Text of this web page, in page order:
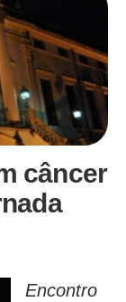
câncer
Encontro